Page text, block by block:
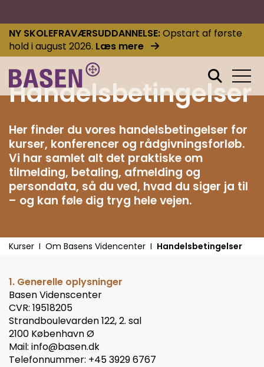
NY SKOLEFRAVÆRSUDDANNELSE Opstart af første
hold i august 2026. Læs mere
Handelsbetingelser
Her finder du vores handelsbetingelser for
kurser, konferencer og rådgivningsforløb.
Vi har samlet alt det praktiske om
tilmelding, betaling, afmelding og
persondata, så du ved, hvad du siger ja til
– og kan føle dig tryg hele vejen.
Kurser Om Basens Videncenter Handelsbetingelser
1. Generelle oplysninger
Basen Videnscenter
CVR: 19518205
Strandboulevarden 122, 2. sal
2100 København Ø
Mail: info@basen.dk
Telefonnummer: +45 3929 6767